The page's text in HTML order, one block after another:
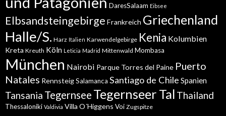
DaresSalaam Eibsee
Elbsandsteingebirge Frankreich Griechenland
Halle/S. Harz Italien Karwendelgebirge Kenia Kolumbien
Kreta Kreuth Köln Leticia Madrid Mittenwald Mombasa
München Nairobi Parque Torres del Paine Puerto
Natales RennsteigSalamanca Santiago de Chile Spanien
Tansania Tegernsee Tegernseer Tal Thailand
Thessaloniki Valdivia Villa O´Higgens Voi Zugspitze